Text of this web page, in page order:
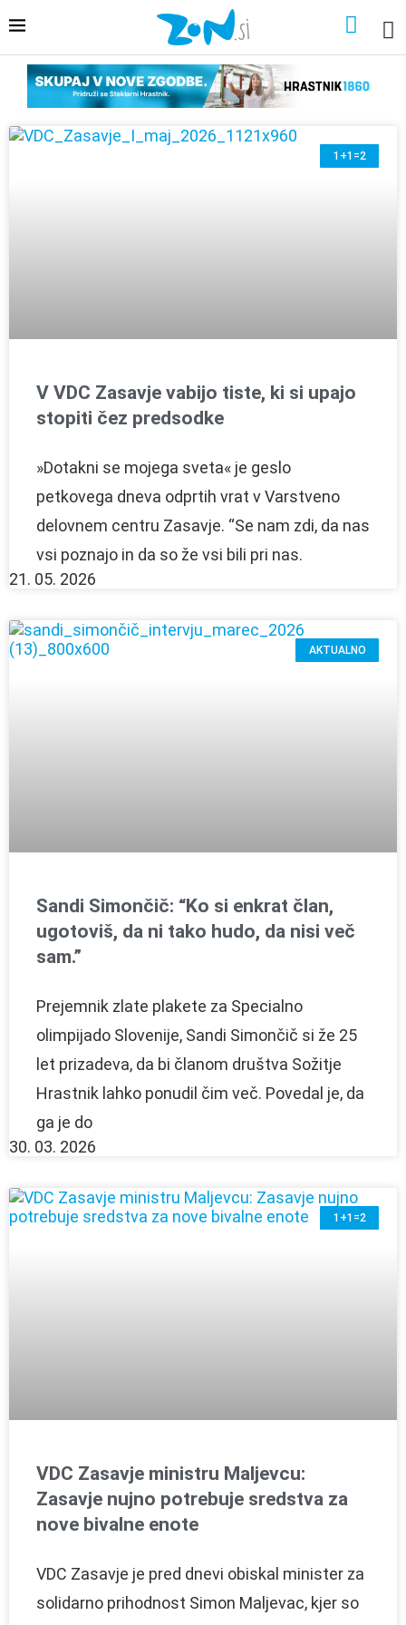
1+1=2
V VDC Zasavje vabijo tiste, ki si upajo
stopiti čez predsodke
»Dotakni se mojega sveta« je geslo
petkovega dneva odprtih vrat v Varstveno
delovnem centru Zasavje. “Se nam zdi, da nas
vsi poznajo in da so že vsi bili pri nas.
21. 05. 2026
AKTUALNO
Sandi Simončič: “Ko si enkrat član,
ugotoviš, da ni tako hudo, da nisi več
sam.”
Prejemnik zlate plakete za Specialno
olimpijado Slovenije, Sandi Simončič si že 25
let prizadeva, da bi članom društva Sožitje
Hrastnik lahko ponudil čim več. Povedal je, da
ga je do
30. 03. 2026
1+1=2
VDC Zasavje ministru Maljevcu:
Zasavje nujno potrebuje sredstva za
nove bivalne enote
VDC Zasavje je pred dnevi obiskal minister za
solidarno prihodnost Simon Maljevac, kjer so